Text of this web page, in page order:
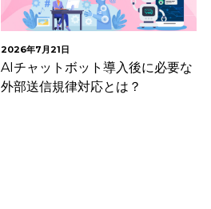
2026年7月21日
AIチャットボット導入後に必要な
外部送信規律対応とは？